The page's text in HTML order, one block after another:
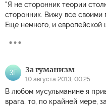
"Я не сторонник теории
сторонник. Вижу все своими
Еще немного, и европейской
ЗГ За гуманизм
10 августа 2013, 00:25
В любом мусульманине я
врага, то, по крайней мере,